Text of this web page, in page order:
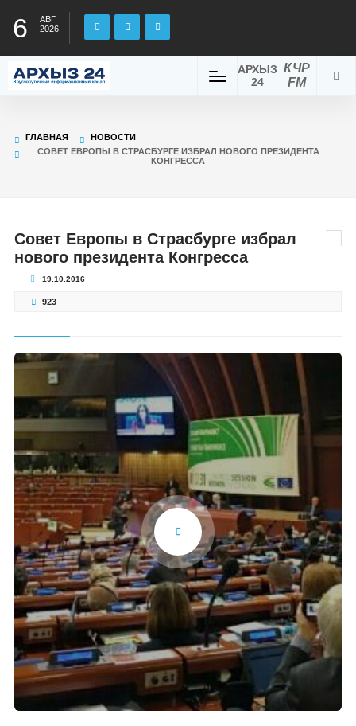
6
АВГ
2026
КЧР
FM
АРХЫЗ
24
ГЛАВНАЯ
НОВОСТИ
СОВЕТ ЕВРОПЫ В СТРАСБУРГЕ ИЗБРАЛ НОВОГО ПРЕЗИДЕНТА
КОНГРЕССА
Совет Европы в Страсбурге избрал
нового президента Конгресса
19.10.2016
923